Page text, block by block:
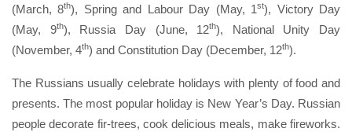
(March, 8th), Spring and Labour Day (May, 1st), Victory Day
(May, 9th), Russia Day (June, 12th), National Unity Day
(November, 4th) and Constitution Day (December, 12th).
The Russians usually celebrate holidays with plenty of food and
presents. The most popular holiday is New Year’s Day. Russian
people decorate fir-trees, cook delicious meals, make fireworks.